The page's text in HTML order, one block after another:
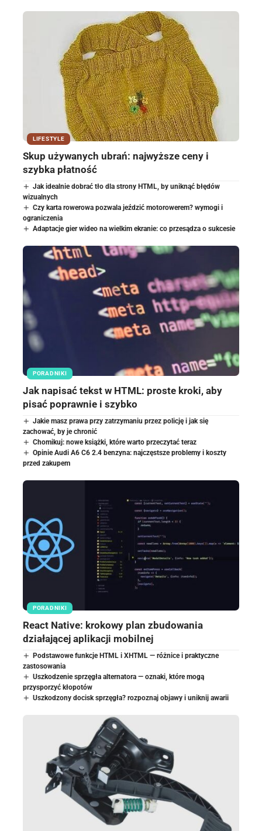
LIFESTYLE
Skup używanych ubrań: najwyższe ceny i
szybka płatność
Jak idealnie dobrać tło dla strony HTML, by uniknąć błędów
wizualnych
Czy karta rowerowa pozwala jeździć motorowerem? wymogi i
ograniczenia
Adaptacje gier wideo na wielkim ekranie: co przesądza o sukcesie
PORADNIKI
Jak napisać tekst w HTML: proste kroki, aby
pisać poprawnie i szybko
Jakie masz prawa przy zatrzymaniu przez policję i jak się
zachować, by je chronić
Chomikuj: nowe książki, które warto przeczytać teraz
Opinie Audi A6 C6 2.4 benzyna: najczęstsze problemy i koszty
przed zakupem
PORADNIKI
React Native: krokowy plan zbudowania
działającej aplikacji mobilnej
Podstawowe funkcje HTML i XHTML — różnice i praktyczne
zastosowania
Uszkodzenie sprzęgła alternatora — oznaki, które mogą
przysporzyć kłopotów
Uszkodzony docisk sprzęgła? rozpoznaj objawy i uniknij awarii